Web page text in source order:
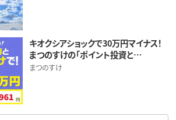
キオクシアショックで30万円マイナス！
まつのすけの「ポイント投資と…
まつのすけ